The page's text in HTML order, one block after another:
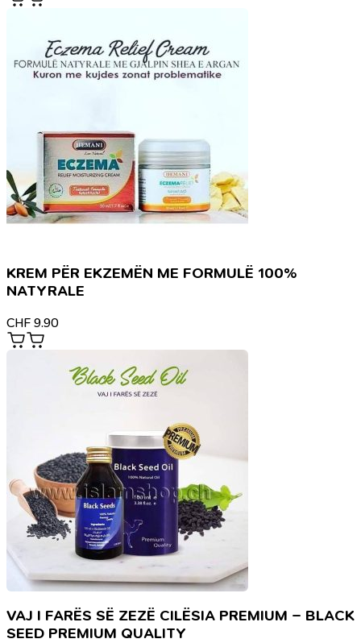
KREM PËR EKZEMËN ME FORMULË 100%
NATYRALE
CHF 9.90
VAJ I FARËS SË ZEZË CILËSIA PREMIUM – BLACK
SEED PREMIUM QUALITY